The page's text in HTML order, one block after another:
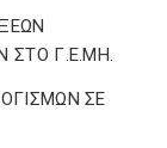
ΣΤΟ Γ.Ε.ΜΗ.
ΣΕ